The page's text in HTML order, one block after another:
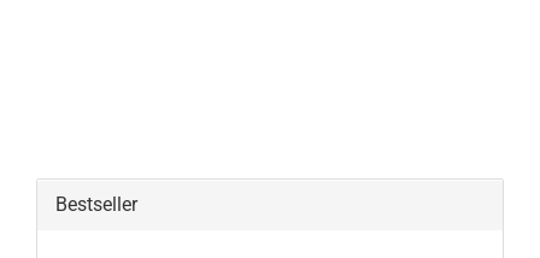
Bestseller